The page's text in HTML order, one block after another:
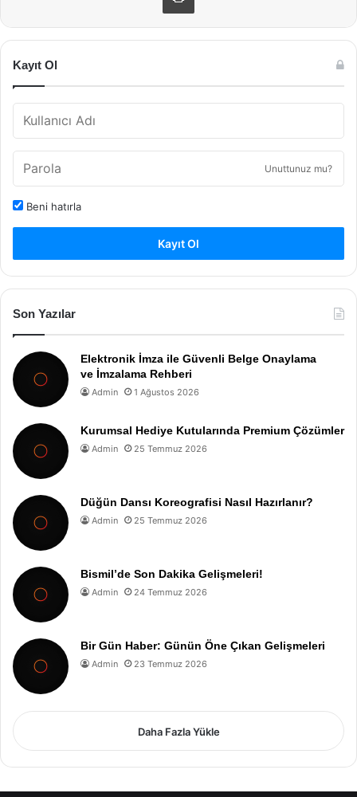
Kayıt Ol
Unuttunuz mu?
Beni hatırla
Kayıt Ol
Son Yazılar
Elektronik İmza ile Güvenli Belge Onaylama
ve İmzalama Rehberi
Admin 1 Ağustos 2026
Kurumsal Hediye Kutularında Premium Çözümler
Admin 25 Temmuz 2026
Düğün Dansı Koreografisi Nasıl Hazırlanır?
Admin 25 Temmuz 2026
Bismil’de Son Dakika Gelişmeleri!
Admin 24 Temmuz 2026
Bir Gün Haber: Günün Öne Çıkan Gelişmeleri
Admin 23 Temmuz 2026
Daha Fazla Yükle